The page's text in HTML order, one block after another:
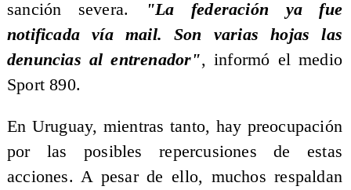
sanción severa.
"La federación ya fue
notificada vía mail. Son varias hojas las
denuncias al entrenador", informó el medio
Sport 890.
En Uruguay, mientras tanto, hay preocupación
por las posibles repercusiones de estas
acciones. A pesar de ello, muchos respaldan